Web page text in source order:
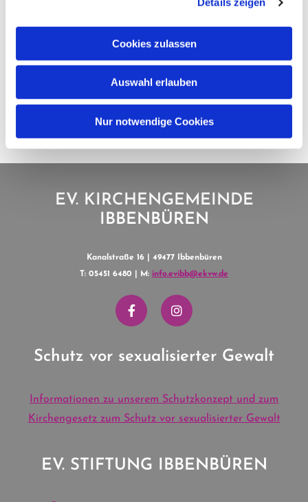
Cookies zulassen
Auswahl erlauben
Nur notwendige Cookies
EV. KIRCHENGEMEINDE
IBBENBÜREN
Kanalstraße 16 | 49477 Ibbenbüren
T: 05451 6480 | M: info.evibb@ekvw.de
Schutz vor sexualisierter Gewalt
Informationen zu unserem Schutzkonzept und zum
Kirchengesetz zum Schutz vor sexualisierter Gewalt
EV. STIFTUNG IBBENBÜREN